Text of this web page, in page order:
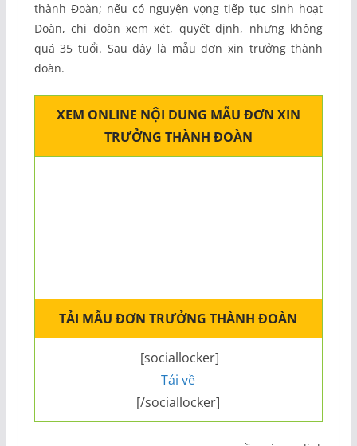
thành Đoàn; nếu có nguyện vọng tiếp tục sinh hoạt
Đoàn, chi đoàn xem xét, quyết định, nhưng không
quá 35 tuổi. Sau đây là mẫu đơn xin trưởng thành
đoàn.
XEM ONLINE NỘI DUNG MẪU ĐƠN XIN
TRƯỞNG THÀNH ĐOÀN
TẢI MẪU ĐƠN TRƯỞNG THÀNH ĐOÀN
[sociallocker]
Tải về
[/sociallocker]